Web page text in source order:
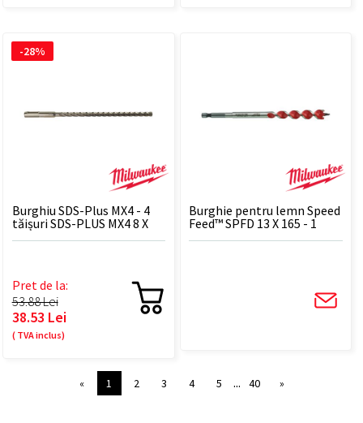
Burghiu SDS-Plus MX4 - 4
tăișuri SDS-PLUS MX4 8 X
215 - 1 BUC
Pret de la:
53.88 Lei
38.53 Lei
( TVA inclus)
-28%
Burghie pentru lemn Speed
Feed™ SPFD 13 X 165 - 1
BUC
« 1 2 3 4 5 ... 40 »